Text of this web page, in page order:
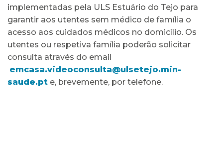
implementadas pela ULS Estuário do Tejo para
garantir aos utentes sem médico de família o
acesso aos cuidados médicos no domicílio. Os
utentes ou respetiva família poderão solicitar
consulta através do email
emcasa.videoconsulta@ulsetejo.min-
saude.pt e, brevemente, por telefone.